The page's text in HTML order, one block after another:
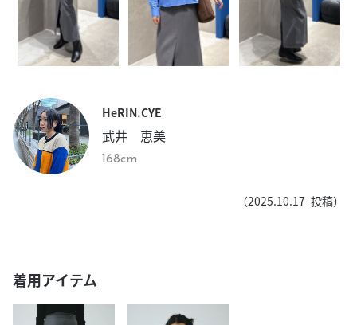
HeRIN.CYE
武井 恵美
168cm
（2025.10.17 投稿）
着用アイテム